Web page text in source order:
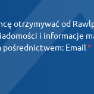
otrzymywać od
i informacje
pośrednictwem: Email